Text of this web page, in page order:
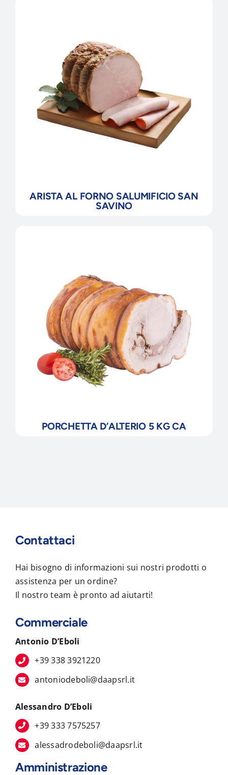
ARISTA AL FORNO SALUMIFICIO SAN
SAVINO
PORCHETTA D’ALTERIO 5 KG CA
Contattaci
Hai bisogno di informazioni sui nostri prodotti o
assistenza per un ordine?
Il nostro team è pronto ad aiutarti!
Commerciale
Antonio D’Eboli
+39 338 3921220
antoniodeboli@daapsrl.it
Alessandro D’Eboli
+39 333 7575257
alessadrodeboli@daapsrl.it
Amministrazione